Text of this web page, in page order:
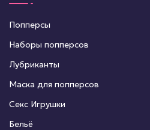
Попперсы
Наборы попперсов
Лубриканты
Маска для попперсов
Секс Игрушки
Бельё